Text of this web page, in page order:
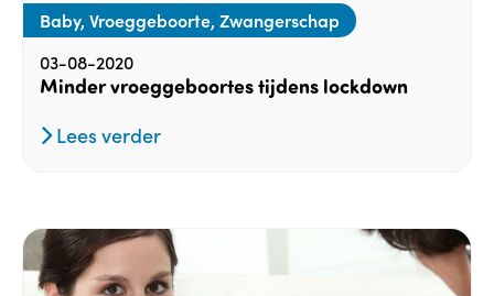
Baby, Vroeggeboorte, Zwangerschap
03-08-2020
Minder vroeggeboortes tijdens lockdown
Lees verder